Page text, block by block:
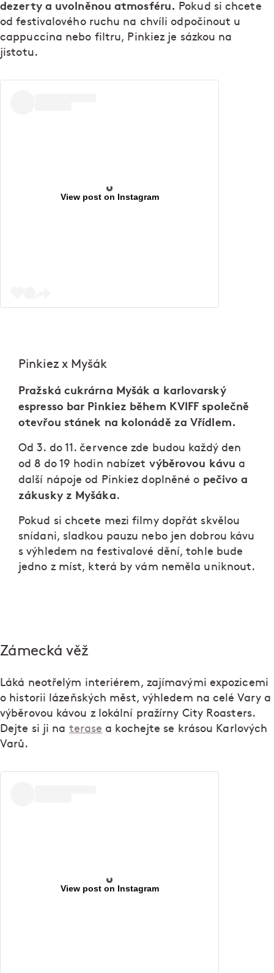
dezerty a uvolněnou atmosféru. Pokud si chcete
od festivalového ruchu na chvíli odpočinout u
cappuccina nebo filtru, Pinkiez je sázkou na
jistotu.
View post on Instagram
Pinkiez x Myšák
Pražská cukrárna Myšák a karlovarský
espresso bar Pinkiez během KVIFF společně
otevřou stánek na kolonádě za Vřídlem.
Od 3. do 11. července zde budou každý den
od 8 do 19 hodin nabízet výběrovou kávu a
další nápoje od Pinkiez doplněné o pečivo a
zákusky z Myšáka.
Pokud si chcete mezi filmy dopřát skvělou
snídani, sladkou pauzu nebo jen dobrou kávu
s výhledem na festivalové dění, tohle bude
jedno z míst, která by vám neměla uniknout.
Zámecká věž
Láká neotřelým interiérem, zajímavými expozicemi
o historii lázeňských měst, výhledem na celé Vary a
výběrovou kávou z lokální pražírny City Roasters.
Dejte si ji na terase a kochejte se krásou Karlových
Varů.
View post on Instagram